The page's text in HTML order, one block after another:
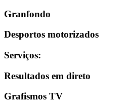
Granfondo
Desportos motorizados
Serviços:
Resultados em direto
Grafismos TV